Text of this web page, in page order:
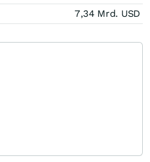
7,34 Mrd. USD